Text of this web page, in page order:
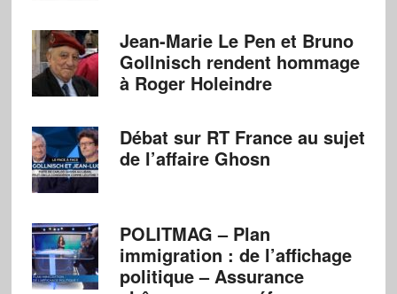
Jean-Marie Le Pen et Bruno
Gollnisch rendent hommage
à Roger Holeindre
Débat sur RT France au sujet
de l’affaire Ghosn
POLITMAG – Plan
immigration : de l’affichage
politique – Assurance